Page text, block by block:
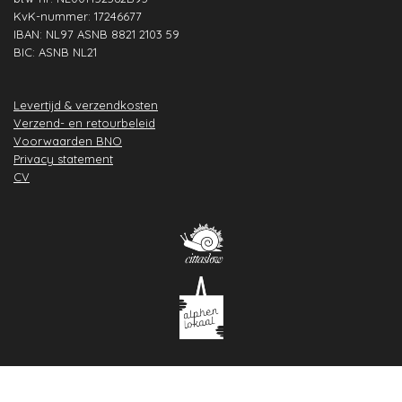
KvK-nummer: 17246677
IBAN: NL97 ASNB 8821 2103 59
BIC: ASNB NL21
Levertijd & verzendkosten
Verzend- en retourbeleid
Voorwaarden BNO
Privacy statement
CV